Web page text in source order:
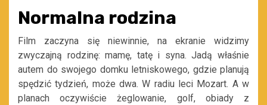
Normalna rodzina
Film zaczyna się niewinnie, na ekranie widzimy
zwyczajną rodzinę: mamę, tatę i syna. Jadą właśnie
autem do swojego domku letniskowego, gdzie planują
spędzić tydzień, może dwa. W radiu leci Mozart. A w
planach oczywiście żeglowanie, golf, obiady z